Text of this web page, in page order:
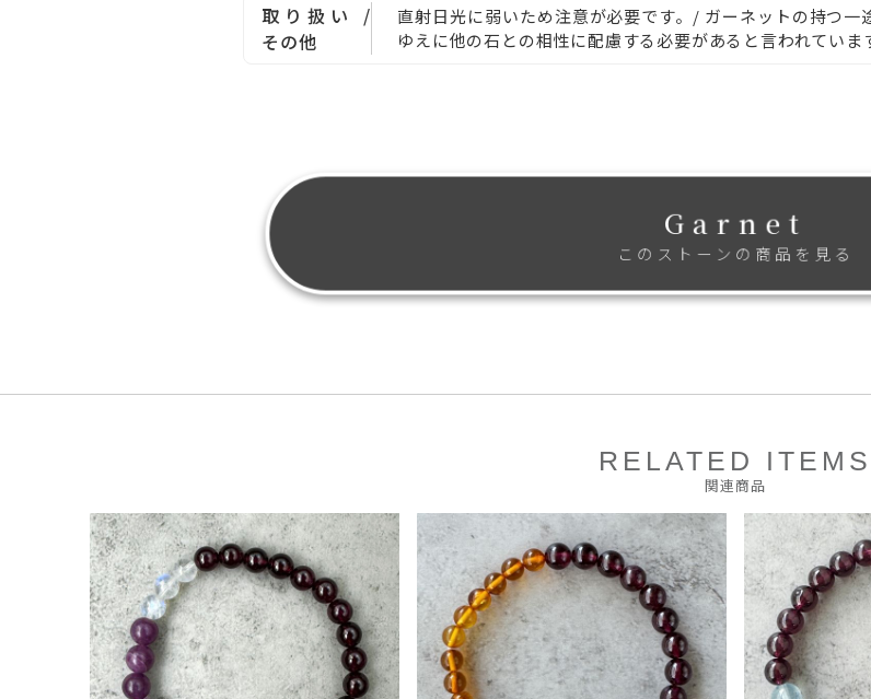
取り扱い /
その他
直射日光に弱いため注意が必要です。/ ガーネットの持つ
ゆえに他の石との相性に配慮する必要があると言われていま
Garnet
このストーンの商品を見る
RELATED ITEMS
関連商品